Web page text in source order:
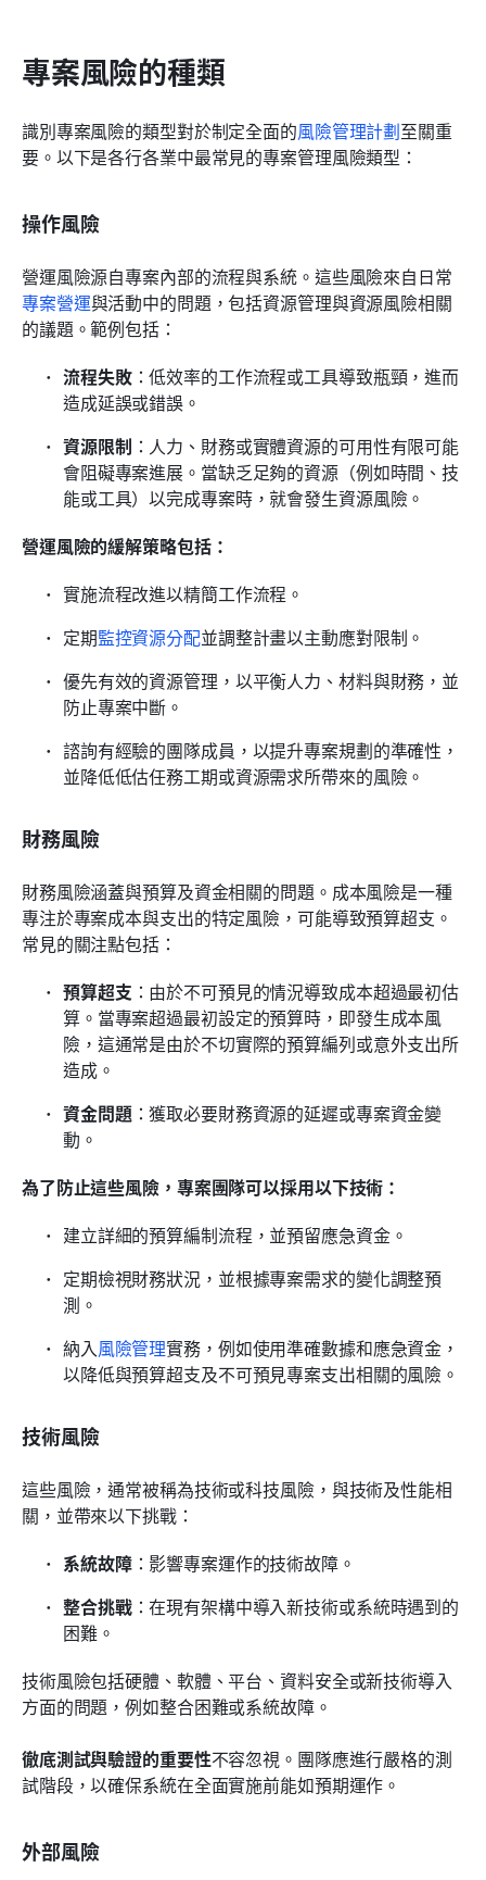
專案風險的種類
識別專案風險的類型對於制定全面的風險管理計劃至關重
要。以下是各行各業中最常見的專案管理風險類型：
操作風險
營運風險源自專案內部的流程與系統。這些風險來自日常
專案營運與活動中的問題，包括資源管理與資源風險相關
的議題。範例包括：
流程失敗：低效率的工作流程或工具導致瓶頸，進而
造成延誤或錯誤。
資源限制 ：人力、財務或實體資源的可用性有限可能
會阻礙專案進展。當缺乏足夠的資源（例如時間、技
能或工具）以完成專案時，就會發生資源風險。
營運風險的緩解策略包括：
實施流程改進以精簡工作流程。
定期監控資源分配並調整計畫以主動應對限制。
優先有效的資源管理，以平衡人力、材料與財務，並
防止專案中斷。
諮詢有經驗的團隊成員，以提升專案規劃的準確性，
並降低低估任務工期或資源需求所帶來的風險。
財務風險
財務風險涵蓋與預算及資金相關的問題。成本風險是一種
專注於專案成本與支出的特定風險，可能導致預算超支。
常見的關注點包括：
預算超支 ：由於不可預見的情況導致成本超過最初估
算。當專案超過最初設定的預算時，即發生成本風
險，這通常是由於不切實際的預算編列或意外支出所
造成。
資金問題：獲取必要財務資源的延遲或專案資金變
動。
為了防止這些風險，專案團隊可以採用以下技術：
建立詳細的預算編制流程，並預留應急資金。
定期檢視財務狀況，並根據專案需求的變化調整預
測。
納入風險管理實務，例如使用準確數據和應急資金，
以降低與預算超支及不可預見專案支出相關的風險。
技術風險
這些風險，通常被稱為技術或科技風險，與技術及性能相
關，並帶來以下挑戰：
系統故障：影響專案運作的技術故障。
整合挑戰：在現有架構中導入新技術或系統時遇到的
困難。
技術風險包括硬體、軟體、平台、資料安全或新技術導入
方面的問題，例如整合困難或系統故障。
徹底測試與驗證的重要性不容忽視。團隊應進行嚴格的測
試階段，以確保系統在全面實施前能如預期運作。
外部風險